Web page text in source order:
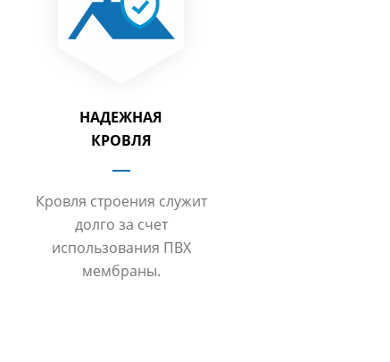
НАДЕЖНАЯ
КРОВЛЯ
Кровля строения служит
долго за счет
использования ПВХ
мембраны.